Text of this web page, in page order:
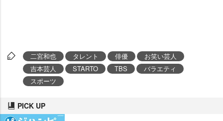
二宮和也 タレント 俳優
お笑い芸人
吉本芸人
STARTO TBS
バラエティ
スポーツ
PICK UP